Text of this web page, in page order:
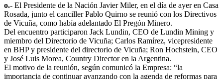
o.- El Presidente de la Nación Javier Miler, en el día de ayer en Casa
Rosada, junto el canciller Pablo Quirno se reunió con los Directivos
de Vicuña, como había adelantado El Pregón Minero.
Del encuentro participaron Jack Lundin, CEO de Lundin Mining y
miembro del Directorio de Vicuña; Carlos Ramírez, vicepresidente
en BHP y presidente del directorio de Vicuña; Ron Hochstein, CEO
y José Luis Morea, Country Director en la Argentina.
El motivo de la reunión, según comunicó la Empresa: “la
importancia de continuar avanzando con la agenda de reformas para